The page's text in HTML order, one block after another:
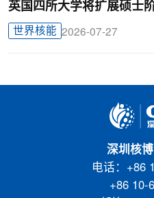
英国四所大学将扩展硕士
世界核能 2026-07-27
深圳核
电话：+86
+86 10-